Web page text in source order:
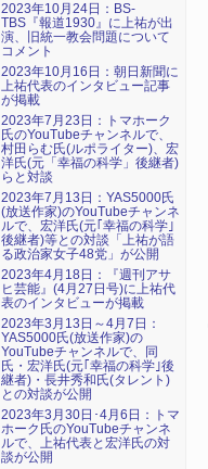
2023年10月24日：BS-
TBS『報道1930』に上祐が出
演、旧統一教会問題について
コメント
2023年10月16日：朝日新聞に
上祐代表のインタビュー記事
が掲載
2023年7月23日：トマホーク
氏のYouTubeチャンネルで、
村田らむ氏(ルポライター)、宏
洋氏(元「幸福の科学」後継者)
らと対談
2023年7月13日：YAS5000氏
(放送作家)のYouTubeチャンネ
ルで、宏洋氏(元｢幸福の科学｣
後継者)等との対談「上祐が語
る政治家女子48党」が公開
2023年4月18日：『週刊アサ
ヒ芸能』(4月27日号)に上祐代
表のインタビューが掲載
2023年3月13日～4月7日：
YAS5000氏(放送作家)の
YouTubeチャンネルで、同
氏・宏洋氏(元｢幸福の科学｣後
継者)・長井秀和氏(タレント)
との対談が公開
2023年3月30日･4月6日：トマ
ホーク氏のYouTubeチャンネ
ルで、上祐代表と宏洋氏の対
談が公開